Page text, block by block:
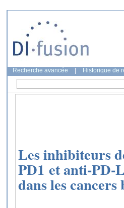
Recherche avancée Historique de
Les inhibiteurs
PD1 et anti-PD-
dans les